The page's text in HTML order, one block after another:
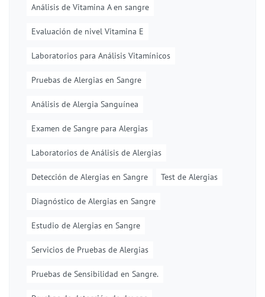
Análisis de Vitamina A en sangre
Evaluación de nivel Vitamina E
Laboratorios para Análisis Vitamínicos
Pruebas de Alergias en Sangre
Análisis de Alergia Sanguínea
Examen de Sangre para Alergias
Laboratorios de Análisis de Alergias
Detección de Alergias en Sangre Test de Alergias
Diagnóstico de Alergias en Sangre
Estudio de Alergias en Sangre
Servicios de Pruebas de Alergias
Pruebas de Sensibilidad en Sangre.